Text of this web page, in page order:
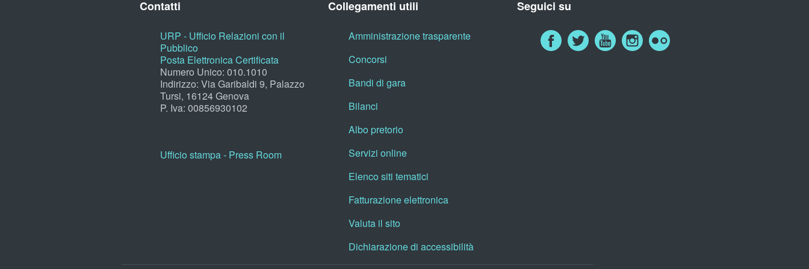
Contatti
URP - Ufficio Relazioni con il
Pubblico
Posta Elettronica Certificata
Numero Unico: 010.1010
Indirizzo: Via Garibaldi 9, Palazzo
Tursi, 16124 Genova
P. Iva: 00856930102
Ufficio stampa - Press Room
Collegamenti utili
Amministrazione trasparente
Concorsi
Bandi di gara
Bilanci
Albo pretorio
Servizi online
Elenco siti tematici
Fatturazione elettronica
Valuta il sito
Dichiarazione di accessibilità
Seguici su